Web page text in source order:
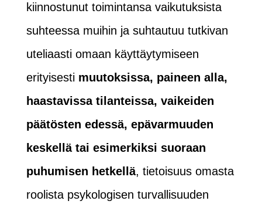
kiinnostunut toimintansa vaikutuksista
suhteessa muihin ja suhtautuu tutkivan
uteliaasti omaan käyttäytymiseen
erityisesti muutoksissa, paineen alla,
haastavissa tilanteissa, vaikeiden
päätösten edessä, epävarmuuden
keskellä tai esimerkiksi suoraan
puhumisen hetkellä, tietoisuus omasta
roolista psykologisen turvallisuuden